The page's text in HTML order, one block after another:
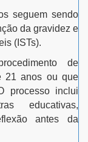
seguem sendo
da gravidez e
(ISTs).
de
21 anos ou que
processo inclui
educativas,
antes da